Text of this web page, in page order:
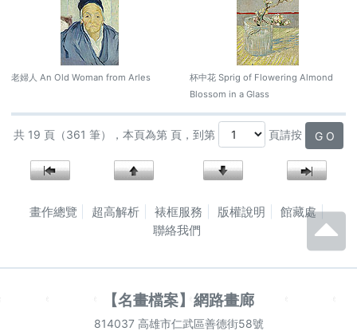
老婦人 An Old Woman from Arles
杯中花 Sprig of Flowering Almond
Blossom in a Glass
共 19 頁（361 筆），本頁為第 頁，到第 頁請按 G O
畫作總覽 超高解析 裱框服務 版權說明
館藏處
聯絡我們
【名畫檔案】網路畫廊
814037 高雄市仁武區善德街58號